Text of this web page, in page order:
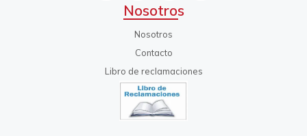
Nosotros
Nosotros
Contacto
Libro de reclamaciones